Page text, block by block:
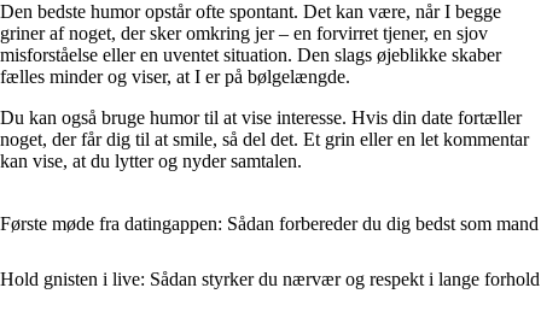
Den bedste humor opstår ofte spontant. Det kan være, når I begge
griner af noget, der sker omkring jer – en forvirret tjener, en sjov
misforståelse eller en uventet situation. Den slags øjeblikke skaber
fælles minder og viser, at I er på bølgelængde.
Du kan også bruge humor til at vise interesse. Hvis din date fortæller
noget, der får dig til at smile, så del det. Et grin eller en let kommentar
kan vise, at du lytter og nyder samtalen.
Første møde fra datingappen: Sådan forbereder du dig bedst som mand
Hold gnisten i live: Sådan styrker du nærvær og respekt i lange forhold